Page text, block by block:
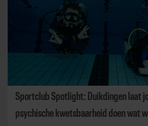
Sportclub Spotlight: Duikdingen laat
psychische kwetsbaarheid doen wat